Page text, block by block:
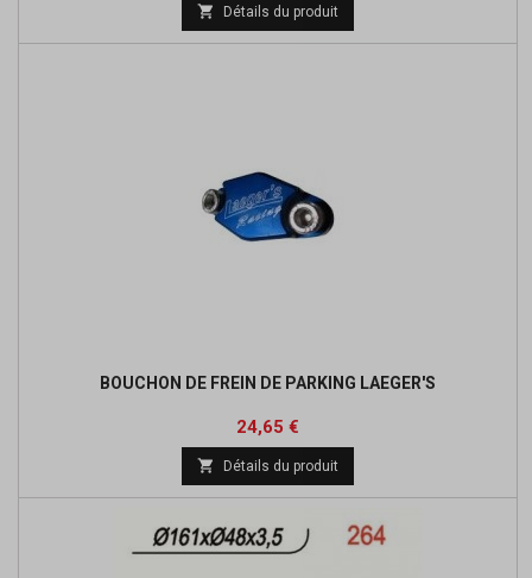
base
 Détails du produit
BOUCHON DE FREIN DE PARKING LAEGER'S
Prix
24,65 €
base
 Détails du produit